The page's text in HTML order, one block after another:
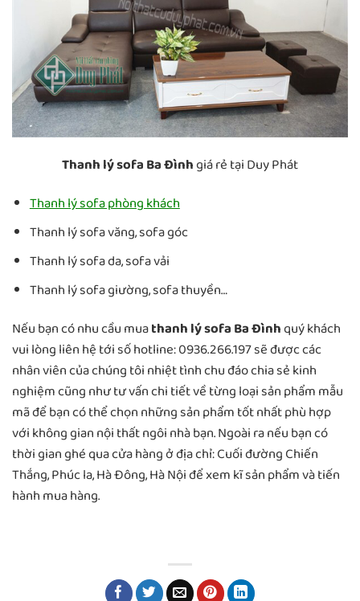
Thanh lý sofa Ba Đìnhgiá rẻ tại Duy Phát
Thanh lý sofa phòng khách
Thanh lý sofa văng, sofa góc
Thanh lý sofa da, sofa vải
Thanh lý sofa giường, sofa thuyền…
Nếu bạn có nhu cầu muathanh lý sofa Ba Đìnhquý khách
vui lòng liên hệ tới số hotline: 0936.266.197 sẽ được các
nhân viên của chúng tôi nhiệt tình chu đáo chia sẻ kinh
nghiệm cũng như tư vấn chi tiết về từng loại sản phẩm mẫu
mã để bạn có thể chọn những sản phẩm tốt nhất phù hợp
với không gian nội thất ngôi nhà bạn. Ngoài ra nếu bạn có
thời gian ghé qua cửa hàng ở địa chỉ: Cuối đường Chiến
Thắng, Phúc la, Hà Đông, Hà Nội để xem kĩ sản phẩm và tiến
hành mua hàng.